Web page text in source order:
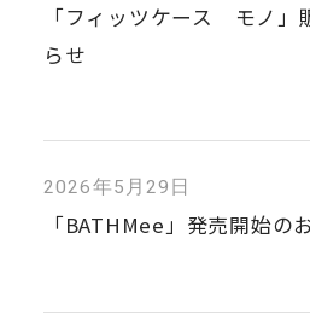
「フィッツケース モノ」
らせ
2026年5月29日
「BATHMee」発売開始の